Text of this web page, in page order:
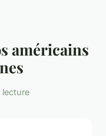
américains
lecture